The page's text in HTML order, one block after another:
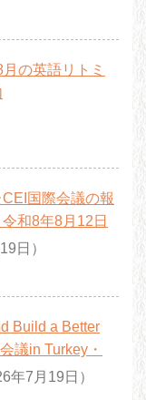
の英語リトミ
国際会議の報
和8年8月12日
日）
Build a Better
議in Turkey・
年7月19日）